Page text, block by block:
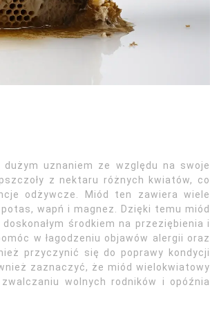
uznaniem ze względu na swoje
z nektaru różnych kwiatów, co
odżywcze. Miód ten zawiera wiele
wapń i magnez. Dzięki temu miód
środkiem na przeziębienia i
w łagodzeniu objawów alergii oraz
przyczynić się do poprawy kondycji
zaznaczyć, że miód wielokwiatowy
wolnych rodników i opóźnia